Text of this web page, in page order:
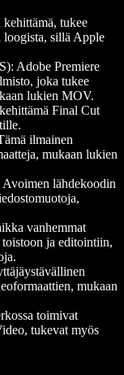
tukee
sillä Apple
: Adobe Premiere
joka tukee
lukien MOV.
Final Cut
ilmainen
mukaan lukien
Avoimen lähdekoodin
vanhemmat
ja editointiin,
mukaan
toimivat
tukevat myös